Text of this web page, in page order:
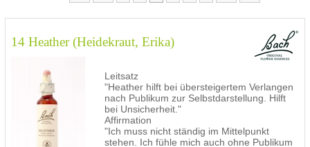
14 Heather (Heidekraut, Erika)
Leitsatz
"Heather hilft bei übersteigertem Verlangen
nach Publikum zur Selbstdarstellung. Hilft
bei Unsicherheit."
Affirmation
"Ich muss nicht ständig im Mittelpunkt
stehen. Ich fühle mich auch ohne Publikum